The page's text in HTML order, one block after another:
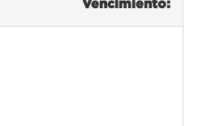
Vencimiento: